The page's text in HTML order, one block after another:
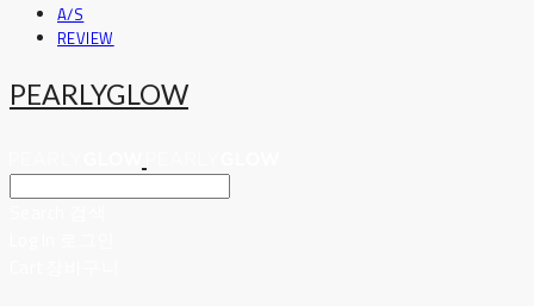
A/S
REVIEW
PEARLYGLOW